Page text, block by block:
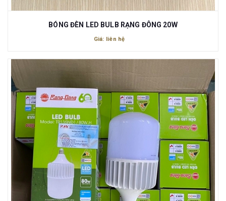
BÓNG ĐÈN LED BULB RẠNG ĐÔNG 20W
Giá: liên hệ